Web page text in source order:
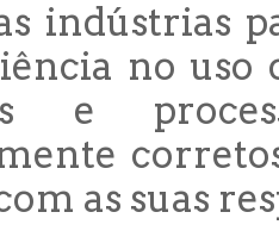
indústrias
no uso
e
as suas